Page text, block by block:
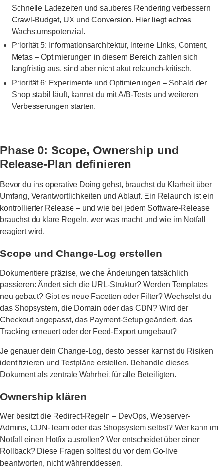
Schnelle Ladezeiten und sauberes Rendering verbessern
Crawl-Budget, UX und Conversion. Hier liegt echtes
Wachstumspotenzial.
Priorität 5: Informationsarchitektur, interne Links, Content,
Metas – Optimierungen in diesem Bereich zahlen sich
langfristig aus, sind aber nicht akut relaunch-kritisch.
Priorität 6: Experimente und Optimierungen – Sobald der
Shop stabil läuft, kannst du mit A/B-Tests und weiteren
Verbesserungen starten.
Phase 0: Scope, Ownership und
Release-Plan definieren
Bevor du ins operative Doing gehst, brauchst du Klarheit über
Umfang, Verantwortlichkeiten und Ablauf. Ein Relaunch ist ein
kontrollierter Release – und wie bei jedem Software-Release
brauchst du klare Regeln, wer was macht und wie im Notfall
reagiert wird.
Scope und Change-Log erstellen
Dokumentiere präzise, welche Änderungen tatsächlich
passieren: Ändert sich die URL-Struktur? Werden Templates
neu gebaut? Gibt es neue Facetten oder Filter? Wechselst du
das Shopsystem, die Domain oder das CDN? Wird der
Checkout angepasst, das Payment-Setup geändert, das
Tracking erneuert oder der Feed-Export umgebaut?
Je genauer dein Change-Log, desto besser kannst du Risiken
identifizieren und Testpläne erstellen. Behandle dieses
Dokument als zentrale Wahrheit für alle Beteiligten.
Ownership klären
Wer besitzt die Redirect-Regeln – DevOps, Webserver-
Admins, CDN-Team oder das Shopsystem selbst? Wer kann im
Notfall einen Hotfix ausrollen? Wer entscheidet über einen
Rollback? Diese Fragen solltest du vor dem Go-live
beantworten, nicht währenddessen.